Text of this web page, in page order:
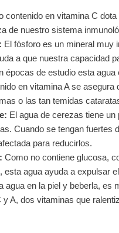
contenido en vitamina C
de nuestro sistema
El fósforo es un mineral muy
a que nuestra capacidad
épocas de estudio esta
en vitamina A se
o las tan temidas
El agua de cerezas tiene
Cuando se tengan fuertes
para reducirlos.
Como no contiene glucosa,
esta agua ayuda a expulsar
agua en la piel y beberla, es
A, dos vitaminas que